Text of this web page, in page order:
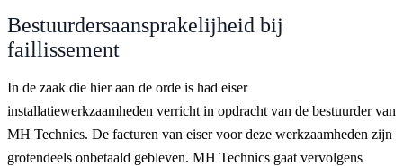
Bestuurdersaansprakelijheid bij
faillissement
In de zaak die hier aan de orde is had eiser
installatiewerkzaamheden verricht in opdracht van de bestuurder van
MH Technics. De facturen van eiser voor deze werkzaamheden zijn
grotendeels onbetaald gebleven. MH Technics gaat vervolgens